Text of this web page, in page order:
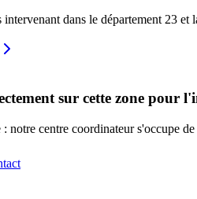
dans le département 23 et
sur cette zone pour
notre centre coordinateur s'occupe